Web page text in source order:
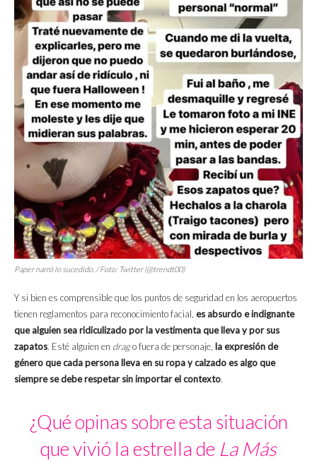
Paper narró lo sucedido. / Foto: Twitter (@trendt00)
Y si bien es comprensible que los puntos de seguridad en los aeropuertos
tienen reglamentos para reconocimiento facial, es absurdo e indignante
que alguien sea ridiculizado por la vestimenta que lleva y por sus
zapatos. Esté alguien en drago fuera de personaje, la expresión de
género que cada persona lleva en su ropa y calzado es algo que
siempre se debe respetar sin importar el contexto.
¿Qué opinas sobre esta situación
que vivió la estrella de La Más